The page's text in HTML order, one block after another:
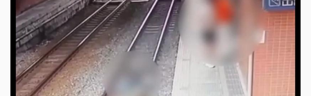
或中斷收養的無辜孩子何去何從，成了棘手的難題。